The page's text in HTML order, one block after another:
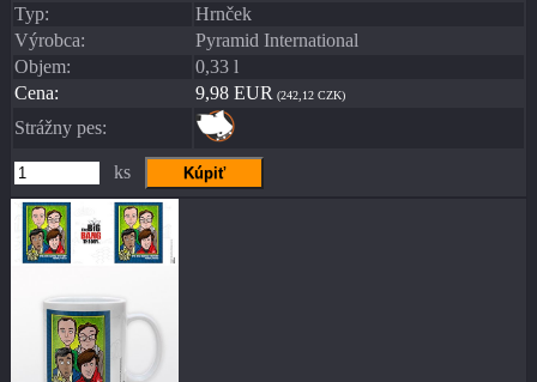
Typ:
Hrnček
Výrobca:
Pyramid International
Objem:
0,33 l
Cena:
9,98 EUR (242,12 CZK)
Strážny pes:
ks